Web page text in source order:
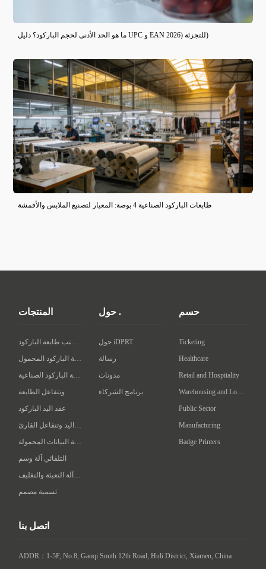
ما هو الحد الأدنى لحجم الباركود؟ دليل UPC و EAN للتجزئة (2026)
طابعات الباركود الصناعية 4 بوصة: المعيار لتصنيع الملابس والأقمشة
المنتجات
سطح المكتب طابعة الباركود
طابعة الباركود المحمول
طابعة الباركود الصناعية
وتتفاعل الطابعة
عقد اليد الباركود
عقد اليد وتتفاعل القارئ
محطة البيانات المحمولة
التلقائي آلة وسم
ذكي آلة التعبئة والتغليف
تسمية مصمم
حول .
حول iDPRT
رسالة
مدونات
برنامج الشركاء
حسم
Ticketing
Healthcare
Retail and Hospitality
Warehousing and Logistics
Public Sector
Manufacturing
Badge Printers
اتصل بنا
ADDR：1-5F, No.8, Gaoqi South 12th Road, Huli District, Xiamen, China